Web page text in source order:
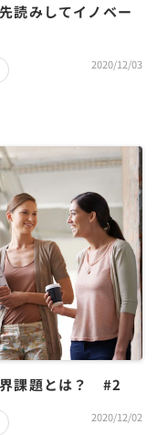
読みしてイノベー
2020/12/03
課題とは？ #2
2020/12/02